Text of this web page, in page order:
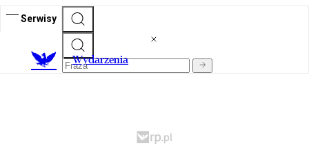
Serwisy
Wydarzenia